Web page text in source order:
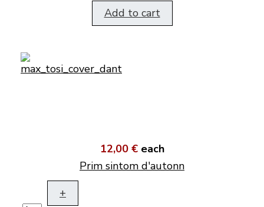
Add to cart
12,00 € each
Prim sintom d'autonn
+